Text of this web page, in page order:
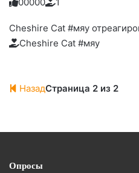
вверх.
0
Нажмите
реакцию:
0
Нажмите
реакцию:
до
0
Нажмите
реакцию:
0
Нажмите
реакцию:
0
благодарю
1
Cheshire Cat #мяу
Cheshire Cat #мяу
НазадСтраница 2 из 2
Опросы